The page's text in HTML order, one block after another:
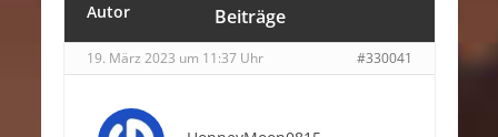
Autor Beiträge
19. März 2023 um 11:37 Uhr #330041